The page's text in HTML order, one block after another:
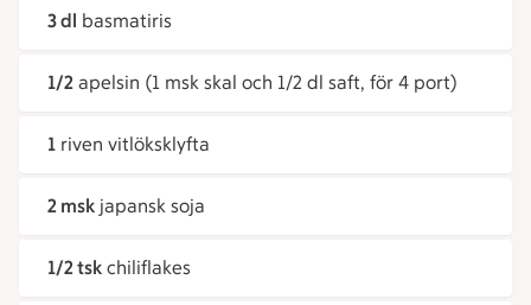
3 dl basmatiris
1/2 apelsin (1 msk skal och 1/2 dl saft, för 4 port)
1 riven vitlöksklyfta
2 msk japansk soja
1/2 tsk chiliflakes